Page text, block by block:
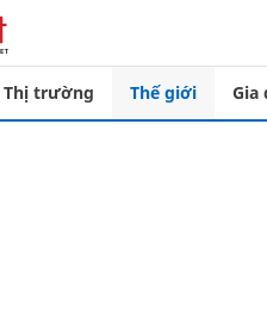
Thị trường Thế giới Gia